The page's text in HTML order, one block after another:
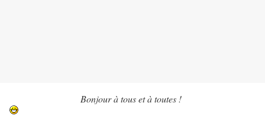
Bonjour à tous et à toutes !